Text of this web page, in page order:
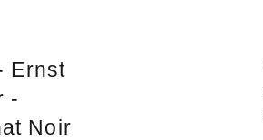
Ernst
-
Noir